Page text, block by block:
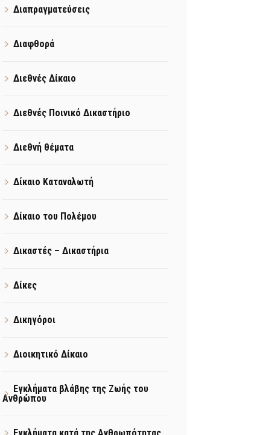
Διαπραγματεύσεις
Διαφθορά
Διεθνές Δίκαιο
Διεθνές Ποινικό Δικαστήριο
Διεθνή θέματα
Δίκαιο Καταναλωτή
Δίκαιο του Πολέμου
Δικαστές – Δικαστήρια
Δίκες
Δικηγόροι
Διοικητικό Δίκαιο
Εγκλήματα βλάβης της Ζωής του
Ανθρώπου